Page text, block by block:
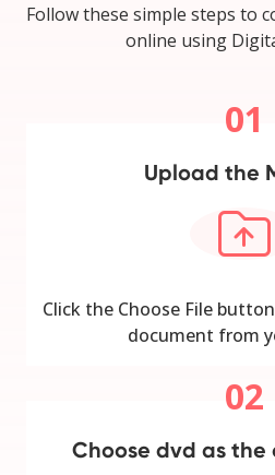
Follow these simple steps to
online using
01
Upload the
Click the Choose File
document from
02
Choose dvd as